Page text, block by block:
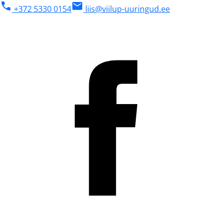
phone +372 5330 0154mail liis@viilup-uuringud.ee